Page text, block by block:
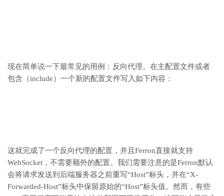
现在简单说一下最常见的用例：反向代理。在主配置文件或者
包含（include）一个新的配置文件写入如下内容：
这就完成了一个反向代理的配置，并且Ferron直接就支持
WebSocket，不需要额外的配置。我们需要注意的是Ferron默认
会将请求发送到后端服务器之前重写“Host”标头，并在“X-
Forwarded-Host”标头中保留原始的“Host”标头值。然而，有些